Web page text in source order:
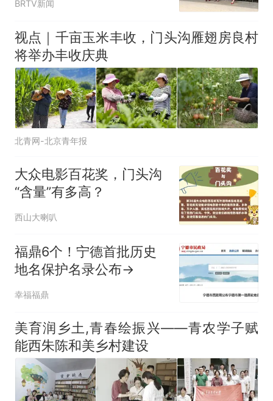
BRTV新闻
视点｜千亩玉米丰收，门头沟雁翅房良村
将举办丰收庆典
北青网-北京青年报
大众电影百花奖，门头沟
“含量”有多高？
西山大喇叭
福鼎6个！宁德首批历史
地名保护名录公布→
幸福福鼎
美育润乡土,青春绘振兴——青农学子赋
能西朱陈和美乡村建设